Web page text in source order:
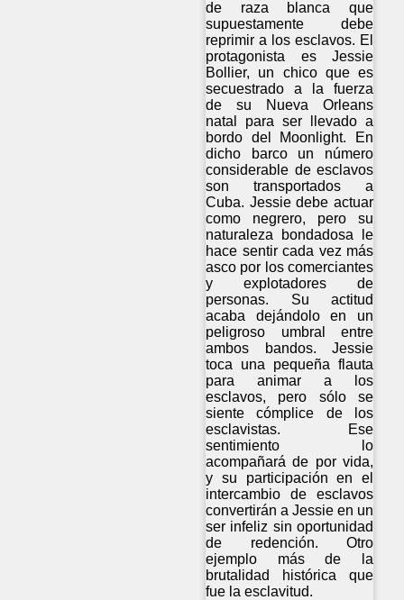
de raza blanca que
supuestamente debe
reprimir a los esclavos. El
protagonista es Jessie
Bollier, un chico que es
secuestrado a la fuerza
de su Nueva Orleans
natal para ser llevado a
bordo del Moonlight. En
dicho barco un número
considerable de esclavos
son transportados a
Cuba. Jessie debe actuar
como negrero, pero su
naturaleza bondadosa le
hace sentir cada vez más
asco por los comerciantes
y explotadores de
personas. Su actitud
acaba dejándolo en un
peligroso umbral entre
ambos bandos. Jessie
toca una pequeña flauta
para animar a los
esclavos, pero sólo se
siente cómplice de los
esclavistas. Ese
sentimiento lo
acompañará de por vida,
y su participación en el
intercambio de esclavos
convertirán a Jessie en un
ser infeliz sin oportunidad
de redención. Otro
ejemplo más de la
brutalidad histórica que
fue la esclavitud.